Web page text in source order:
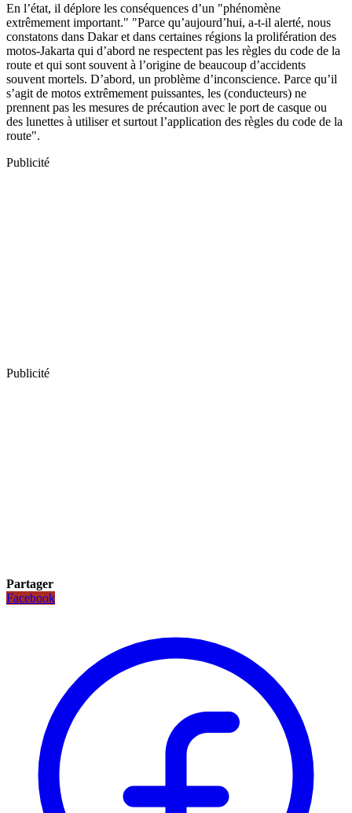
En l’état, il déplore les conséquences d’un "phénomène
extrêmement important." "Parce qu’aujourd’hui, a-t-il alerté, nous
constatons dans Dakar et dans certaines régions la prolifération des
motos-Jakarta qui d’abord ne respectent pas les règles du code de la
route et qui sont souvent à l’origine de beaucoup d’accidents
souvent mortels. D’abord, un problème d’inconscience. Parce qu’il
s’agit de motos extrêmement puissantes, les (conducteurs) ne
prennent pas les mesures de précaution avec le port de casque ou
des lunettes à utiliser et surtout l’application des règles du code de la
route".
Publicité
Publicité
Partager
Facebook